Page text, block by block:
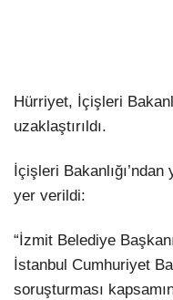
Hürriyet, İçişleri
uzaklaştırıldı.
İçişleri
yer verildi:
“İzmit Belediye
İstanbul Cumhuriyet
soruşturması